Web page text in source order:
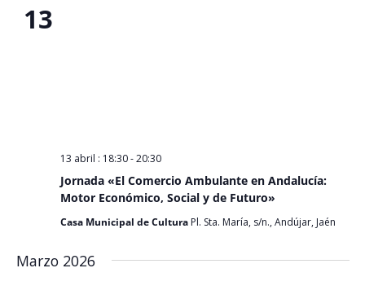
13
Jornada «El Comercio Ambulante en Andalucía:
Motor Económico, Social y de Futuro»
13 abril : 18:30-20:30
Casa Municipal de Cultura Pl. Sta. María, s/n., Andújar, Jaén
Marzo 2026